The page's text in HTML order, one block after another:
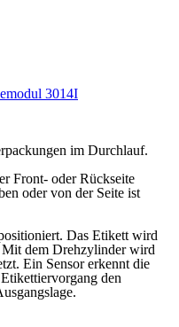
im Durchlauf.
Front- oder Rückseite
oder von der Seite ist
Das Etikett wird
Mit dem Drehzylinder wird
Ein Sensor erkennt die
den